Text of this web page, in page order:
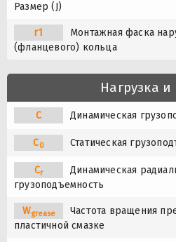
Размер (J)
r1
Монтажная фаска
(фланцевого) кольца
Нагрузка и
C Динамическая
C0 Статическая
Cr
Динамическая
грузоподъемность
Wgrease
Частота вращения
пластичной смазке